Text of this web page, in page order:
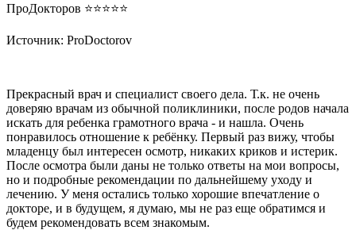
ПроДокторов ⭐️⭐️⭐️⭐️⭐️
Источник: ProDoctorov
Прекрасный врач и специалист своего дела. Т.к. не очень
доверяю врачам из обычной поликлиники, после родов начала
искать для ребенка грамотного врача - и нашла. Очень
понравилось отношение к ребёнку. Первый раз вижу, чтобы
младенцу был интересен осмотр, никаких криков и истерик.
После осмотра были даны не только ответы на мои вопросы,
но и подробные рекомендации по дальнейшему уходу и
лечению. У меня остались только хорошие впечатление о
докторе, и в будущем, я думаю, мы не раз еще обратимся и
будем рекомендовать всем знакомым.